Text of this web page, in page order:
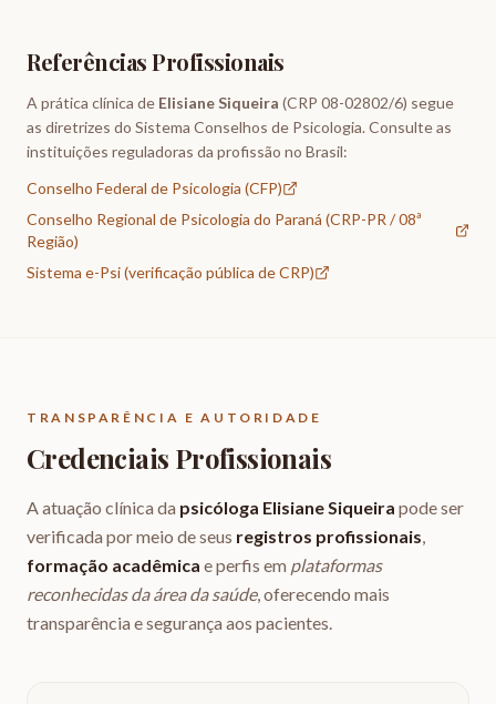
Referências Profissionais
A prática clínica de Elisiane Siqueira (CRP 08-02802/6) segue
as diretrizes do Sistema Conselhos de Psicologia. Consulte as
instituições reguladoras da profissão no Brasil:
Conselho Federal de Psicologia (CFP)
Conselho Regional de Psicologia do Paraná (CRP-PR / 08ª
Região)
Sistema e-Psi (verificação pública de CRP)
TRANSPARÊNCIA E AUTORIDADE
Credenciais Profissionais
A atuação clínica da psicóloga Elisiane Siqueira pode ser
verificada por meio de seus registros profissionais,
formação acadêmica e perfis em plataformas
reconhecidas da área da saúde, oferecendo mais
transparência e segurança aos pacientes.